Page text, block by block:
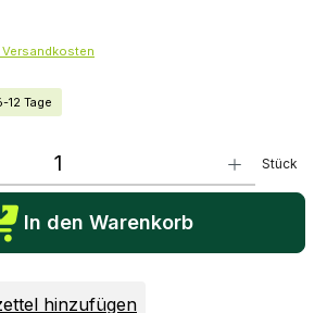
Versandkosten
12 Tage
Stück
In den Warenkorb
hinzufügen